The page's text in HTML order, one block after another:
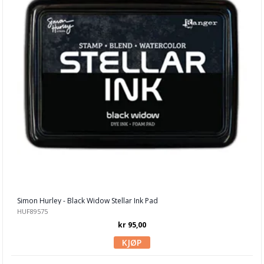
Glitter
Glitter Glue
Hero Arts Inks
Infusions Dye
Ink On 3
Izink Diamond Glitter Paint
Jane Davenport
Lisa Horton Ink
Simon Hurley - Black Widow Stellar Ink Pad
HUF89575
kr 95,00